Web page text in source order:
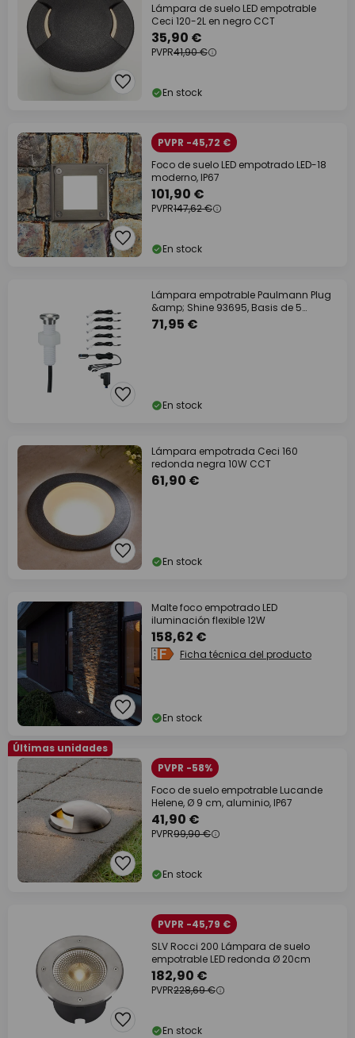
Lámpara de suelo LED empotrable
Ceci 120-2L en negro CCT
35,90 €
PVPR41,90 €
En stock
PVPR -45,72 €
Foco de suelo LED empotrado LED-18
moderno, IP67
101,90 €
PVPR147,62 €
En stock
Lámpara empotrable Paulmann Plug
&amp; Shine 93695, Basis de 5
unidades
71,95 €
En stock
Lámpara empotrada Ceci 160
redonda negra 10W CCT
61,90 €
En stock
Malte foco empotrado LED
iluminación flexible 12W
158,62 €
Ficha técnica del producto
En stock
Últimas unidades
PVPR -58%
Foco de suelo empotrable Lucande
Helene, Ø 9 cm, aluminio, IP67
41,90 €
PVPR99,90 €
En stock
PVPR -45,79 €
SLV Rocci 200 Lámpara de suelo
empotrable LED redonda Ø 20cm
182,90 €
PVPR228,69 €
En stock